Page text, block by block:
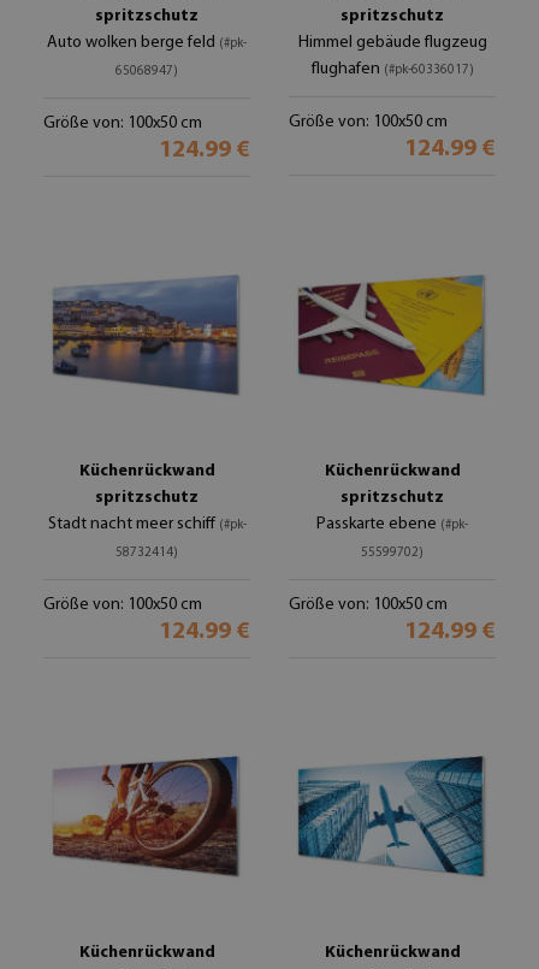
spritzschutz
Auto wolken berge feld (#pk-
65068947)
Größe von: 100x50 cm
124.99 €
spritzschutz
Himmel gebäude flugzeug
flughafen (#pk-60336017)
Größe von: 100x50 cm
124.99 €
Küchenrückwand
spritzschutz
Stadt nacht meer schiff (#pk-
58732414)
Größe von: 100x50 cm
124.99 €
Küchenrückwand
spritzschutz
Passkarte ebene (#pk-
55599702)
Größe von: 100x50 cm
124.99 €
Küchenrückwand
Küchenrückwand